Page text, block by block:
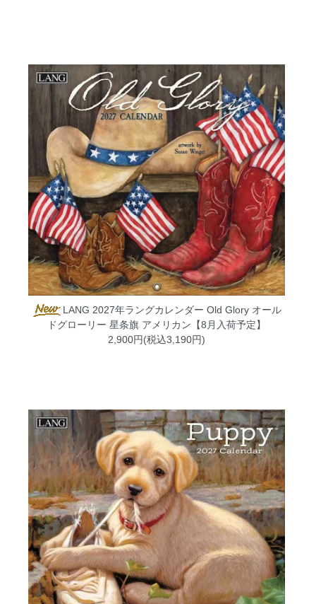
LANG 2027年ラングカレンダー Old Glory オール
ドグローリー 星条旗 アメリカン【8月入荷予定】
2,900円(税込3,190円)